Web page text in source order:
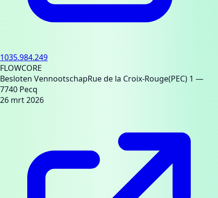
1035.984.249
FLOWCORE
Besloten VennootschapRue de la Croix-Rouge(PEC) 1 —
7740 Pecq
26 mrt 2026